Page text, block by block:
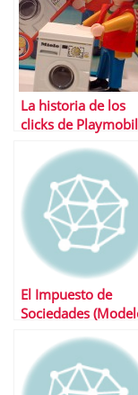
La historia de los
clicks de
una crisis
El Impuesto de
Sociedades
con la
AdministraciÃ³n
Internet